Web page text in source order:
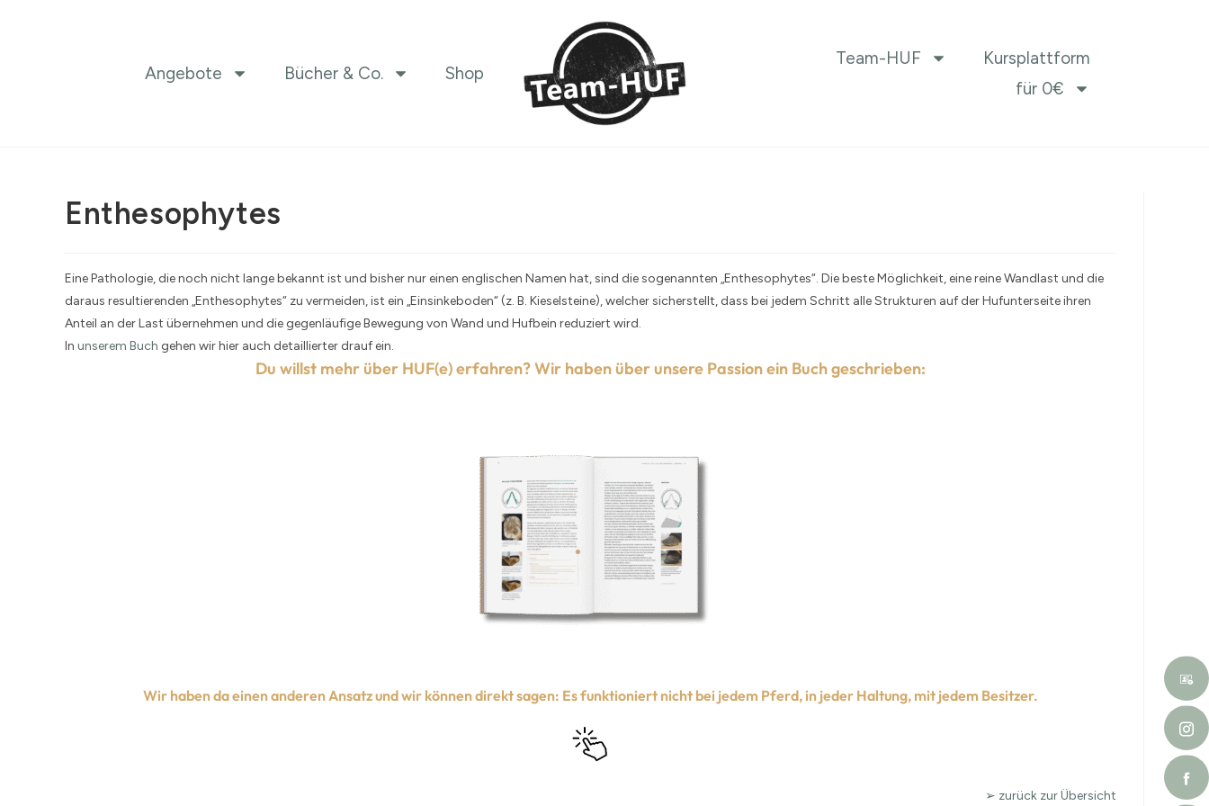
Angebote Bücher & Co. Shop
Team-HUF
Kursplattform
für 0€
Enthesophytes
Eine Pathologie, die noch nicht lange bekannt ist und bisher nur einen englischen Namen hat, sind die sogenannten „Enthesophytes“. Die beste Möglichkeit, eine reine Wandlast und die
daraus resultierenden „Enthesophytes“ zu vermeiden, ist ein „Einsinkeboden“ (z. B. Kieselsteine), welcher sicherstellt, dass bei jedem Schritt alle Strukturen auf der Hufunterseite ihren
Anteil an der Last übernehmen und die gegenläufige Bewegung von Wand und Hufbein reduziert wird.
In unserem Buch gehen wir hier auch detaillierter drauf ein.
Du willst mehr über HUF(e) erfahren? Wir haben über unsere Passion ein Buch geschrieben:
Wir haben da einen anderen Ansatz und wir können direkt sagen: Es funktioniert nicht bei jedem Pferd, in jeder Haltung, mit jedem Besitzer.
➢ zurück zur Übersicht